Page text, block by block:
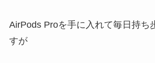
AirPods Proを手に入れて毎日持ち
すが